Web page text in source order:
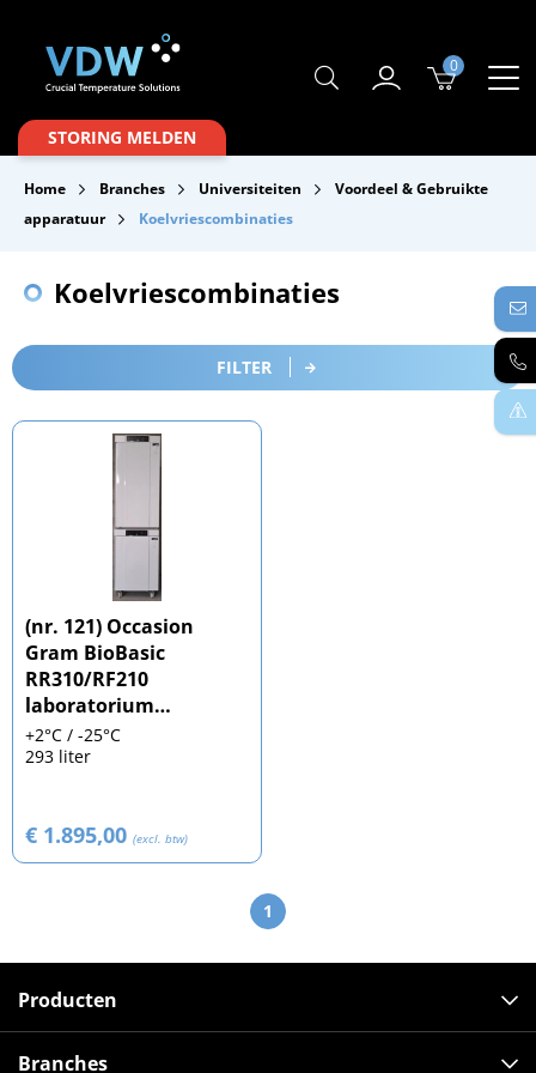
Producten
Branches
Merken
Downloads
0
STORING MELDEN
Home Branches Universiteiten
Voordeel & Gebruikte
apparatuur
Koelvriescombinaties
Koelvriescombinaties
FILTER
(nr. 121) Occasion
Gram BioBasic
RR310/RF210
laboratorium
koelvriescombinatie
+2°C / -25°C
293 liter
€ 1.895,00 (excl. btw)
1
Producten
Branches